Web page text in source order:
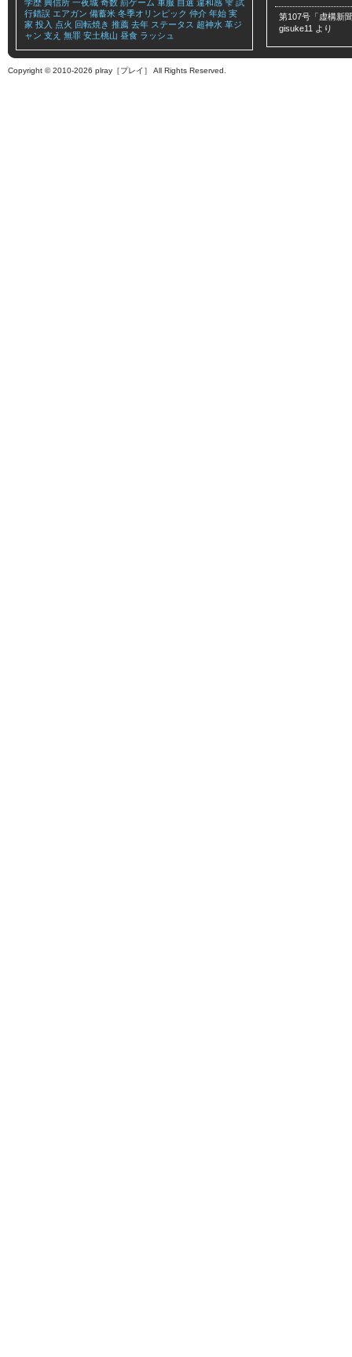
学歴 興信所 一夜城 奇数 罰ゲーム 軍服 自選 違和感 雫 試
行錯誤 エアガン 備蓄米 冬季オリンピック 仲介 年始 実
家 投入 点火 回転焼き 推薦 去年 ステータス 超神水 革ジ
ャン 支え 無罪 安土桃山 昼食 ラッシュ
第107号「虚構新
gisuke11 より
Copyright © 2010-2026 plray［プレイ］ All Rights Reserved.